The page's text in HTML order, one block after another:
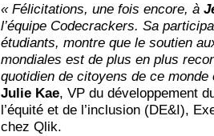
« Félicitations, une fois encore, à
l’équipe Codecrackers. Sa
étudiants, montre que le soutien
mondiales est de plus en plus
quotidien de citoyens de ce
Julie Kae, VP du développement
l’équité et de l’inclusion (DE&I),
chez Qlik.